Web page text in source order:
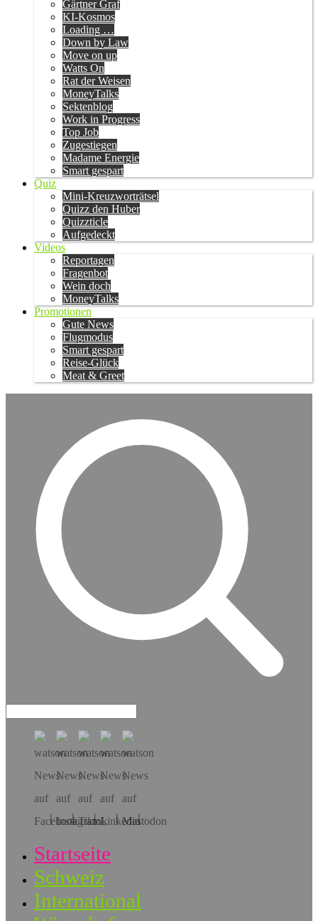
Gärtner Graf
KI-Kosmos
Loading …
Down by Law
Move on up
Watts On
Rat der Weisen
MoneyTalks
Sektenblog
Work in Progress
Top Job
Zugestiegen
Madame Energie
Smart gespart
Quiz
Mini-Kreuzworträtsel
Quizz den Huber
Quizzticle
Aufgedeckt
Videos
Reportagen
Fragenbot
Wein doch
MoneyTalks
Promotionen
Gute News
Flugmodus
Smart gespart
Reise-Glück
Meat & Greet
Hol dir die App!
Startseite
Schweiz
International